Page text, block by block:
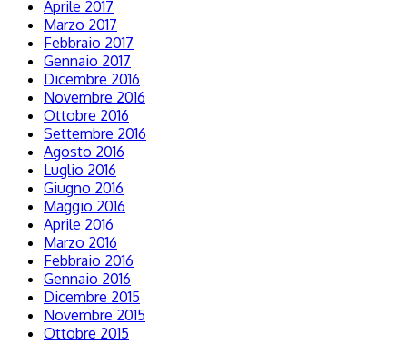
Aprile 2017
Marzo 2017
Febbraio 2017
Gennaio 2017
Dicembre 2016
Novembre 2016
Ottobre 2016
Settembre 2016
Agosto 2016
Luglio 2016
Giugno 2016
Maggio 2016
Aprile 2016
Marzo 2016
Febbraio 2016
Gennaio 2016
Dicembre 2015
Novembre 2015
Ottobre 2015